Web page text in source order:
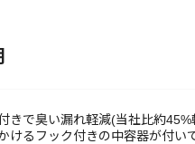
きで臭い漏れ軽減(当社比約45%
けるフック付きの中容器が付い